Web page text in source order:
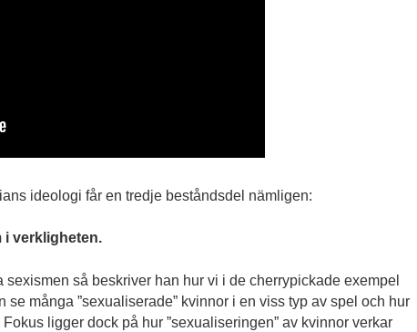
ideologi får en tredje beståndsdel nämligen:
i verkligheten.
så beskriver han hur vi i de cherrypickade exempel
många ”sexualiserade” kvinnor i en viss typ av spel och hur
ligger dock på hur ”sexualiseringen” av kvinnor verkar